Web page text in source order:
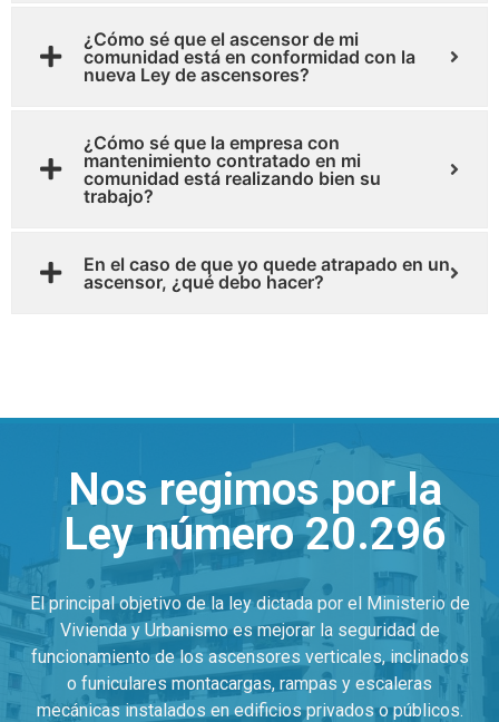
¿Cómo sé que el ascensor de mi
comunidad está en conformidad con la
nueva Ley de ascensores?
¿Cómo sé que la empresa con
mantenimiento contratado en mi
comunidad está realizando bien su
trabajo?
En el caso de que yo quede atrapado en un
ascensor, ¿qué debo hacer?
Nos regimos por la
Ley número 20.296
El principal objetivo de la ley dictada por el Ministerio de
Vivienda y Urbanismo es mejorar la seguridad de
funcionamiento de los ascensores verticales, inclinados
o funiculares montacargas, rampas y escaleras
mecánicas instalados en edificios privados o públicos.